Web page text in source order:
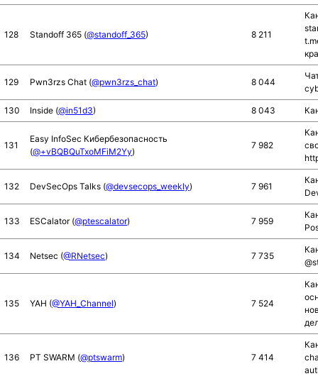
128 Standoff 365 (@standoff_365) 8 211
129 Pwn3rzs Chat (@pwn3rzs_chat) 8 044
130 Inside (@in51d3) 8 043
131
Easy InfoSec Кибербезопасность
(@+vBQBQuTxoMFiM2Yy)
7 982
132 DevSecOps Talks (@devsecops_weekly) 7 961
133 ESCalator (@ptescalator) 7 959
134 Netsec (@RNetsec) 7 735
135 YAH (@YAH_Channel) 7 524
136 PT SWARM (@ptswarm) 7 414